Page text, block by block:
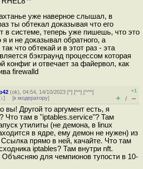
уже наверное слышал, в
ты обтекал доказывая что его
в системе, теперь уже пишешь, что это
я и не доказывал обратного, а
что обтекай и в этот раз - эта
бэкграунд процессом которая
конфиг и отвечает за файервол, как
firewalld
(ok), 04:54, 14/10/2023 [^] [^^] [^^^]
↓] [к модератору]
+1
+ / –
вы! Другой то аргумент есть, я
Что там в "iptables.service"? Там
утилиты (не демона, в linux
в ядре, ему демон не нужен) из
Ссылка прямо в ней, качайте. Что там
iptables? Там внутри nft.
для чемпионов тупости в 10-